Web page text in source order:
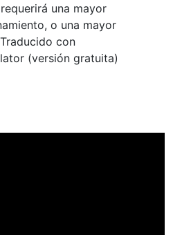
una mayor
o una mayor
con
(versión gratuita)